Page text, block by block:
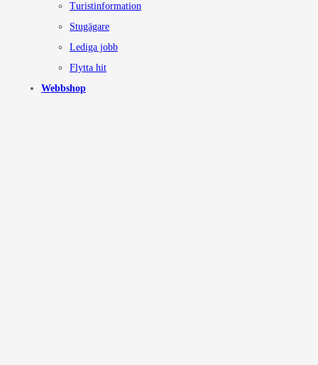
Turistinformation
Stugägare
Lediga jobb
Flytta hit
Webbshop